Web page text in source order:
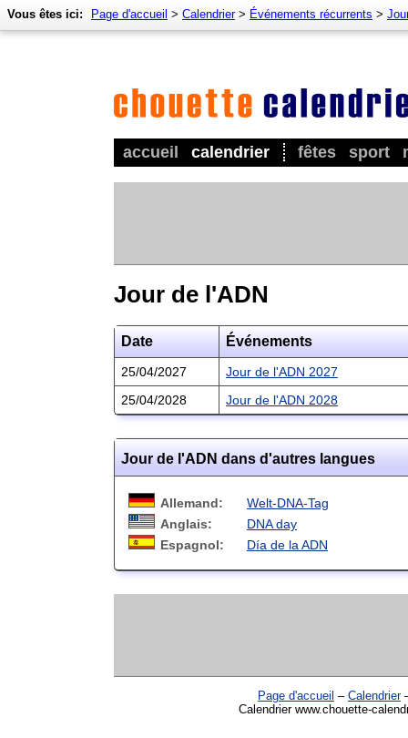
accueil calendrier fêtes sport
Vous êtes ici: Page d'accueil > Calendrier> Événements récurrents >
Jour de l'ADN
Date Événements
25/04/2027
Jour de l'ADN 2027
25/04/2028
Jour de l'ADN 2028
Jour de l'ADN dans d'autres langues
Allemand:
Welt-DNA-Tag
Anglais:
DNA day
Espagnol:
Día de la ADN
Page d'accueil – Calendrier
Calendrier www.chouette-